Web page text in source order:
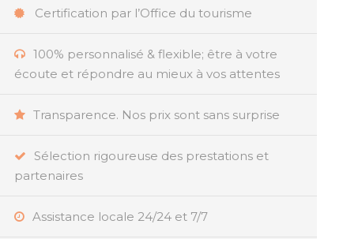
Certification par l’Office du tourisme
100% personnalisé & flexible; être à votre
écoute et répondre au mieux à vos attentes
Transparence. Nos prix sont sans surprise
Sélection rigoureuse des prestations et
partenaires
Assistance locale 24/24 et 7/7